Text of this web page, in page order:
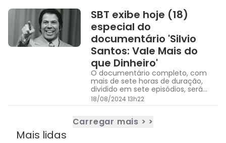
SBT exibe hoje (18)
especial do
documentário 'Silvio
Santos: Vale Mais do
que Dinheiro'
O documentário completo, com
mais de sete horas de duração,
dividido em sete episódios, será
mostrado posteriormente
18/08/2024 13h22
Carregar mais > >
Mais lidas